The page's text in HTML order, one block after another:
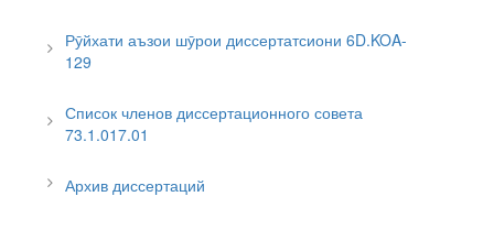
Рӯйхати аъзои шӯрои диссертатсиони 6D.KOA-
129
Список членов диссертационного совета
73.1.017.01
Архив диссертаций